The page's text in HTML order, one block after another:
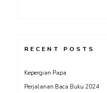
RECENT POSTS
Kepergian Papa
Perjalanan Baca Buku 2024